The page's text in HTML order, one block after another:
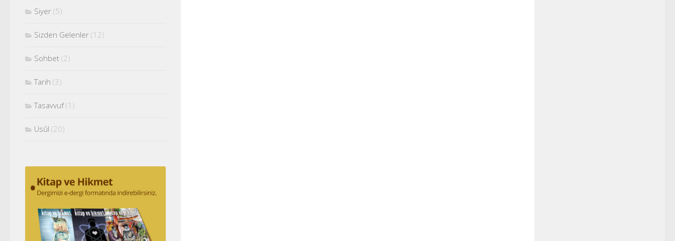
Siyer (5)
Sizden Gelenler (12)
Sohbet (2)
Tarih (3)
Tasavvuf(1)
Usûl (20)